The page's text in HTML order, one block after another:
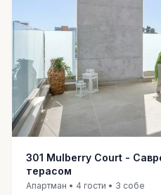
301 Mulberry Court -
терасом
Апартман • 4 гости • 3 собе